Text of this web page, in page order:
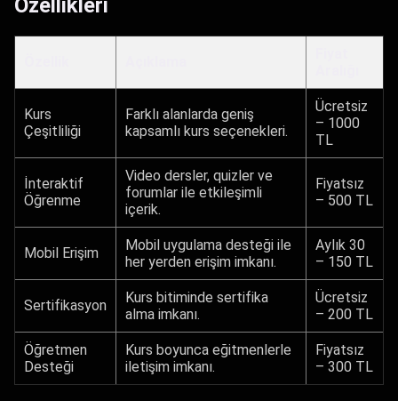
Özellikleri
Kurs
Çeşitliliği
Farklı alanlarda geniş
kapsamlı kurs seçenekleri.
Ücretsiz
– 1000
TL
İnteraktif
Öğrenme
Video dersler, quizler ve
forumlar ile etkileşimli
içerik.
Fiyatsız
– 500 TL
Mobil Erişim
Mobil uygulama desteği ile
her yerden erişim imkanı.
Aylık 30
– 150 TL
Sertifikasyon
Kurs bitiminde sertifika
alma imkanı.
Ücretsiz
– 200 TL
Öğretmen
Desteği
Kurs boyunca eğitmenlerle
iletişim imkanı.
Fiyatsız
– 300 TL